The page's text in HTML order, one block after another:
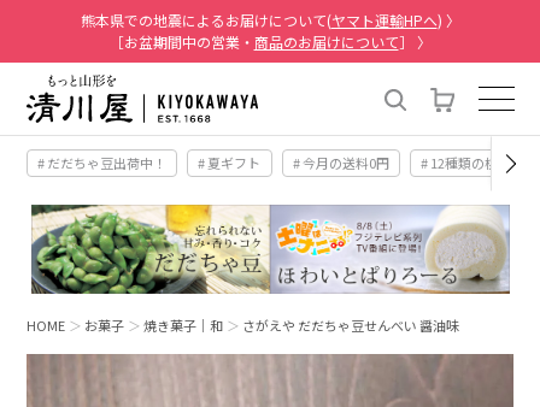
熊本県での地震によるお届けについて(ヤマト運輸HPへ) 〉
［お盆期間中の営業・ 商品のお届けについて］ 〉
# だだちゃ豆出荷中！ # 夏ギフト # 今月の送料0円 # 12種類の桃
HOME お菓子 焼き菓子｜和 さがえや だだちゃ豆せんべい 醤油味